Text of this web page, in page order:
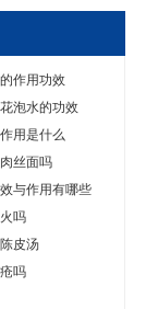
作用功效
泡水的功效
用是什么
丝面吗
与作用有哪些
吗
皮汤
吗